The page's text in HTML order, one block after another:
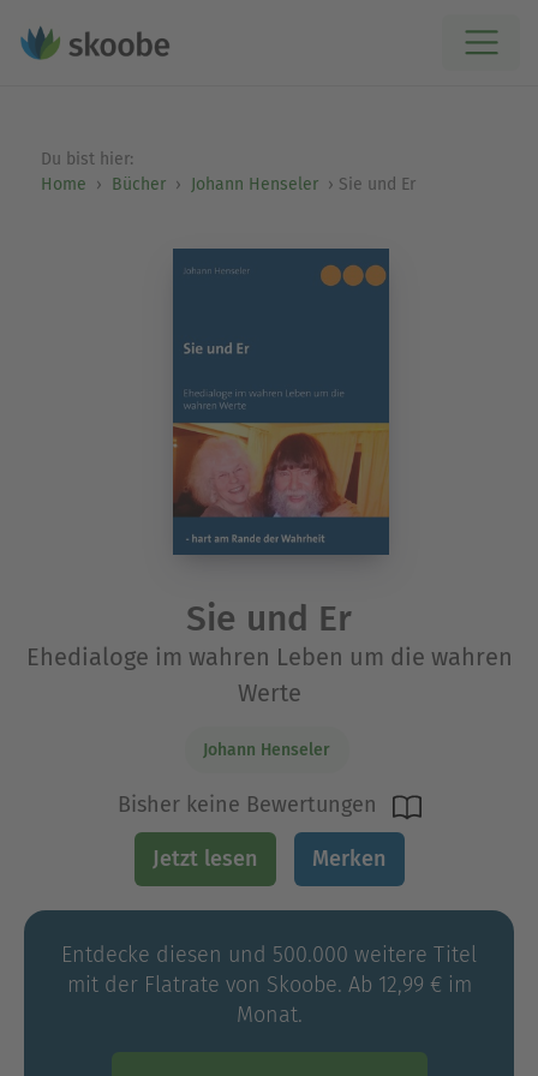
Du bist hier:
Home
Bücher Johann Henseler Sie und Er
Sie und Er
Ehedialoge im wahren Leben um die wahren
Werte
Johann Henseler
Bisher keine Bewertungen
Jetzt lesen Merken
Entdecke diesen und 500.000 weitere Titel
mit der Flatrate von Skoobe. Ab 12,99 € im
Monat.